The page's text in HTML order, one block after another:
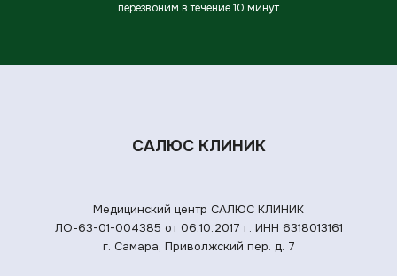
перезвоним в течение 10 минут
САЛЮС КЛИНИК
Медицинский центр САЛЮС КЛИНИК
ЛО-63-01-004385 от 06.10.2017 г. ИНН 6318013161
г. Самара, Приволжский пер. д. 7